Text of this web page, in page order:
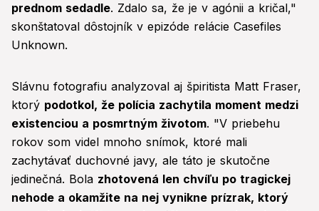
prednom sedadle. Zdalo sa, že je v agónii a kričal,"
skonštatoval dôstojník v epizóde relácie Casefiles
Unknown.
Slávnu fotografiu analyzoval aj špiritista Matt Fraser,
ktorý podotkol, že polícia zachytila moment medzi
existenciou a posmrtným životom. "V priebehu
rokov som videl mnoho snímok, ktoré mali
zachytávať duchovné javy, ale táto je skutočne
jedinečná. Bola zhotovená len chvíľu po tragickej
nehode a okamžite na nej vynikne prízrak, ktorý